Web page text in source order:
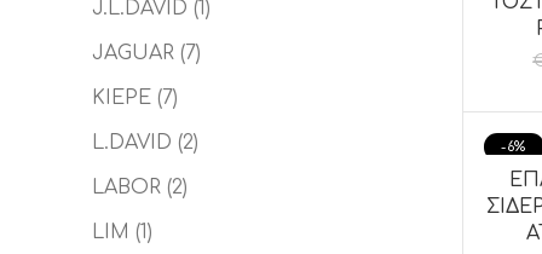
J.L.DAVID (1)
JAGUAR (7)
KIEPE (7)
L.DAVID (2)
LABOR (2)
LIM (1)
-6%